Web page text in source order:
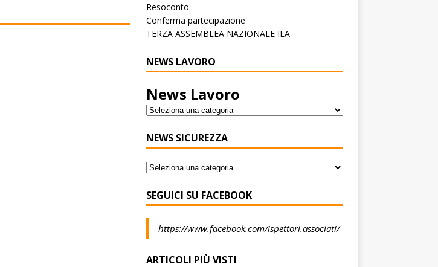
Resoconto
Conferma partecipazione
TERZA ASSEMBLEA NAZIONALE ILA
NEWS LAVORO
News Lavoro
NEWS SICUREZZA
SEGUICI SU FACEBOOK
https://www.facebook.com/ispettori.associati/
ARTICOLI PIÙ VISTI